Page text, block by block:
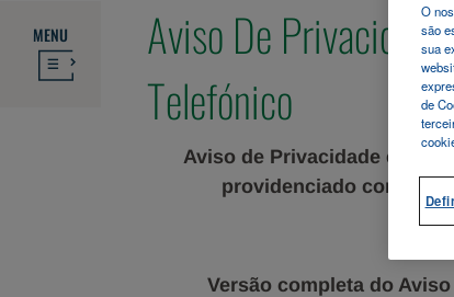
MENU
Aviso De
Telefónico
Aviso de Privacidade
providenciado conforme
Versão completa do
O
são
sua
de